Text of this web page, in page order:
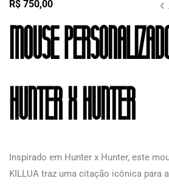
R$ 750,00
Mouse
Hunter x Hunter
Inspirado em Hunter x Hunter, este
KILLUA traz uma citação icônica para